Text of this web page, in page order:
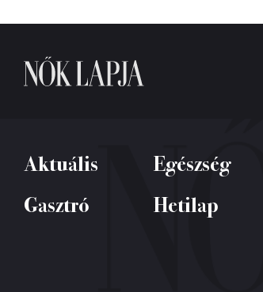
Aktuális Egészség
Gasztró
Hetilap